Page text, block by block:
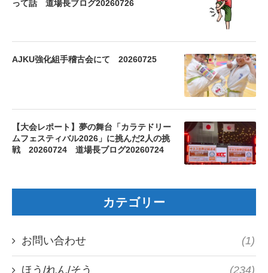
って話 道場長ブログ20260726
AJKU強化組手稽古会にて 20260725
【大会レポート】夢の舞台「カラテドリー
ムフェスティバル2026」に挑んだ2人の挑
戦 20260724 道場長ブログ20260724
カテゴリー
お問い合わせ (1)
ほう/れん/そう (234)